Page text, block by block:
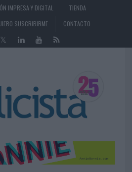
IMPRESA Y DIGITAL
TIENDA
SUSCRIBIRME CONTACTO